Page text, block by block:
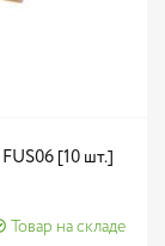
[10 шт.]
Товар на складе